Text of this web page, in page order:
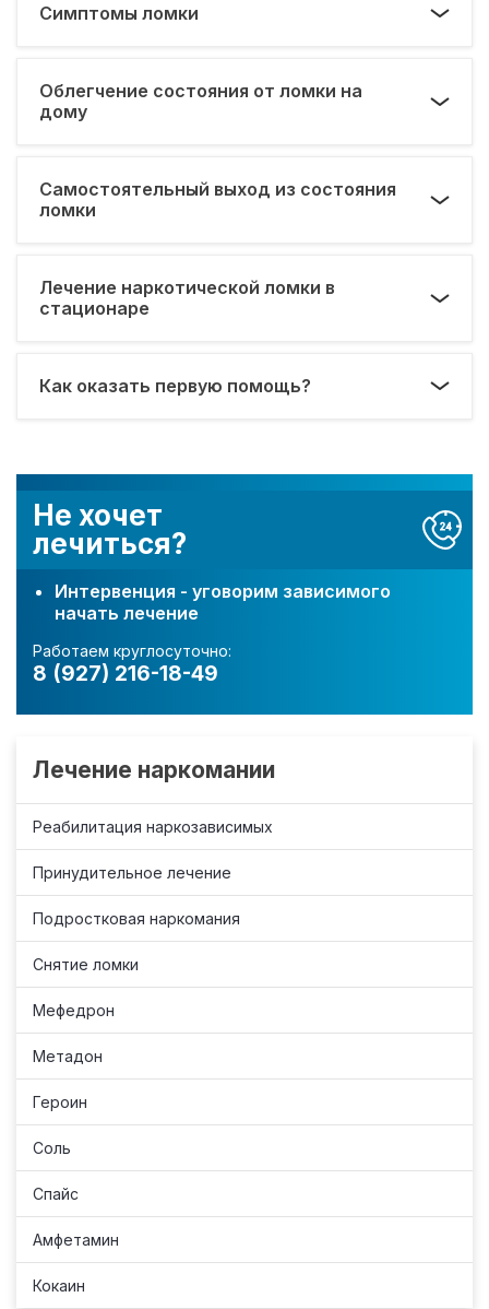
Не хочет
лечиться?
Интервенция - уговорим зависимого
начать лечение
Работаем круглосуточно:
8 (927) 216-18-49
Лечение наркомании
Реабилитация наркозависимых
Принудительное лечение
Подростковая наркомания
Снятие ломки
Мефедрон
Метадон
Героин
Соль
Спайс
Амфетамин
Кокаин
Симптомы ломки
Облегчение состояния от ломки на
дому
Самостоятельный выход из состояния
ломки
Лечение наркотической ломки в
стационаре
Как оказать первую помощь?